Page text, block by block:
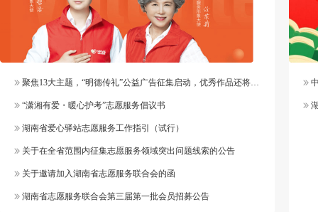
聚焦13大主题，“明德传礼”公益广告征集启动，优秀作品还将纳入官方作品库
“潇湘有爱・暖心护考”志愿服务倡议书
湖南省爱心驿站志愿服务工作指引（试行）
关于在全省范围内征集志愿服务领域突出问题线索的公告
关于邀请加入湖南省志愿服务联合会的函
湖南省志愿服务联合会第三届第一批会员招募公告